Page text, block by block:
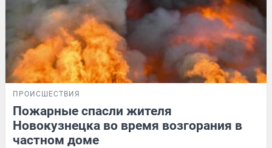
ПРОИСШЕСТВИЯ
Пожарные спасли жителя
Новокузнецка во время возгорания в
частном доме